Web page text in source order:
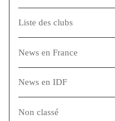
Liste des clubs
News en France
News en IDF
Non classé